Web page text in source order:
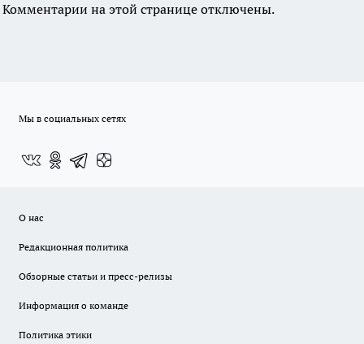
Комментарии на этой странице отключены.
Мы в социальных сетях
О нас
Редакционная политика
Обзорные статьи и пресс-релизы
Информация о команде
Политика этики